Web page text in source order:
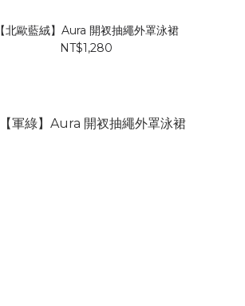
【北歐藍絨】Aura 開衩抽繩外罩泳裙
NT$1,280